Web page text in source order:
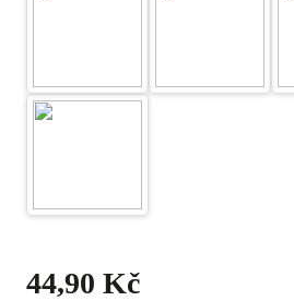
44,90 Kč